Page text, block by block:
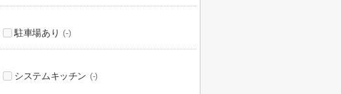
駐車場あり (-)
システムキッチン (-)